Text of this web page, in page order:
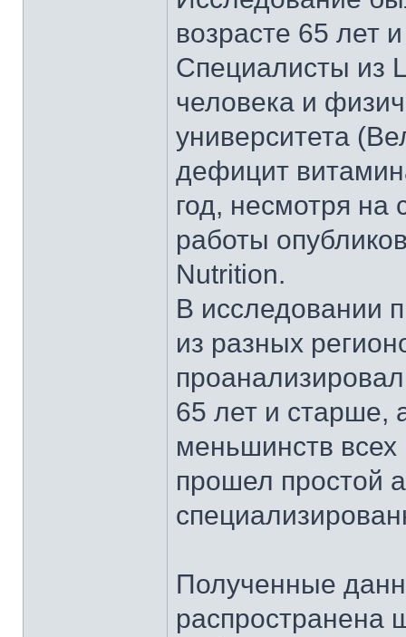
возрасте 65 лет
Специалисты из
человека и
университета
дефицит
год, несмотря на
работы
Nutrition.
В исследовании
из разных
65 лет и старше,
меньшинств всех
прошел простой
Полученные
распространена